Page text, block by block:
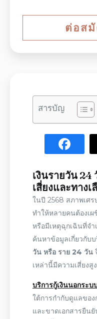
ต่อสมั
สารบัญ
เงินรายวัน 24
เสี่ยงและทาง
ในปี 2568 สภาพเศ
ทำให้หลายคนต้องเ
หรือมีเหตุฉุกเฉินที่จำ
ค้นหาข้อมูลเกี่ยวกับบ
วัน หรือ ราย 24 วัน
เหล่านี้มีความเสี่ยงสู
บริการกู้เงินนอกระบ
ใต้การกำกับดูแลของ
และขาดเอกสารยืน